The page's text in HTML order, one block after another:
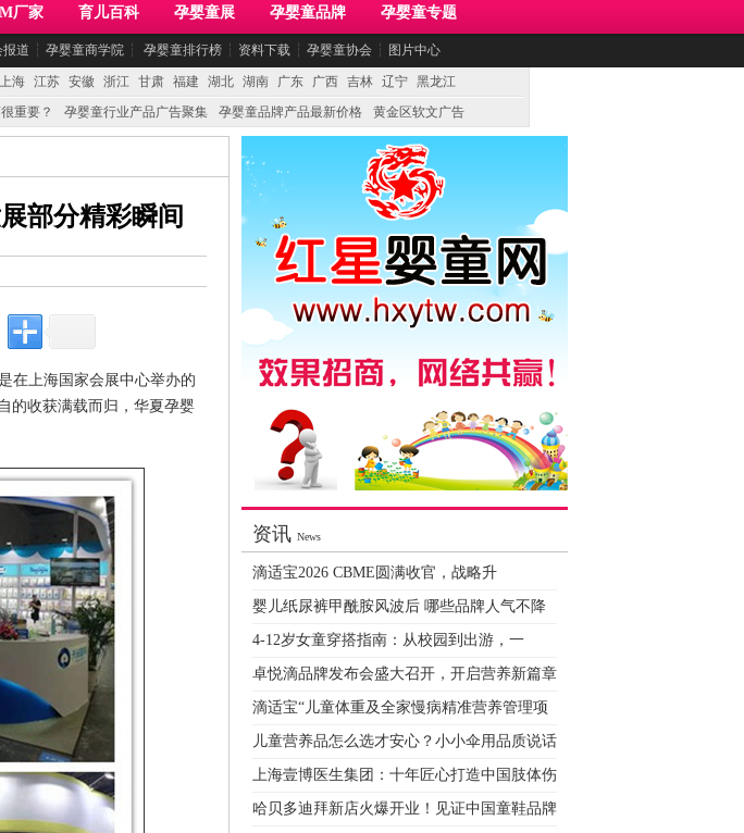
厂家 育儿百科 孕婴童展 孕婴童品牌 孕婴童专题
报道 ┆ 孕婴童商学院 ┆ 孕婴童排行榜 ┆ 资料下载 ┆ 孕婴童协会 ┆ 图片中心
上海 江苏 安徽 浙江 甘肃 福建 湖北 湖南 广东 广西 吉林 辽宁 黑龙江
重要？ 孕婴童行业产品广告聚集 孕婴童品牌产品最新价格 黄金区软文广告
部分精彩瞬间
在上海国家会展中心举办的
的收获满载而归，华夏孕婴
资讯 News
滴适宝2026 CBME圆满收官，战略升
婴儿纸尿裤甲酰胺风波后 哪些品牌人气不降
4-12岁女童穿搭指南：从校园到出游，一
卓悦滴品牌发布会盛大召开，开启营养新篇章
滴适宝“儿童体重及全家慢病精准营养管理项
儿童营养品怎么选才安心？小小伞用品质说话
上海壹博医生集团：十年匠心打造中国肢体伤
哈贝多迪拜新店火爆开业！见证中国童鞋品牌